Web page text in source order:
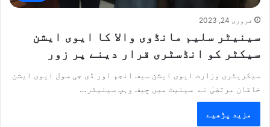
فروری 24, 2023
سینیٹر سلیم مانڈوی والا کا ایوی ایشن
سیکٹر کو انڈسٹری قرار دینے پر زور
سیکریٹری وزارت ایوی ایشن سیف انجم اور ڈی جی سول ایوی ایشن
خاقان مرتضیٰ نے سینیٹ میں چیف وہپ سینیٹر…
مزید پڑھیے